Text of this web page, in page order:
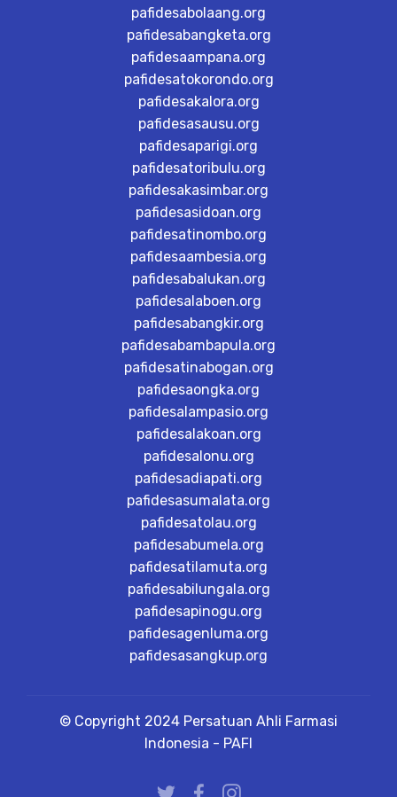
pafidesabolaang.org
pafidesabangketa.org
pafidesaampana.org
pafidesatokorondo.org
pafidesakalora.org
pafidesasausu.org
pafidesaparigi.org
pafidesatoribulu.org
pafidesakasimbar.org
pafidesasidoan.org
pafidesatinombo.org
pafidesaambesia.org
pafidesabalukan.org
pafidesalaboen.org
pafidesabangkir.org
pafidesabambapula.org
pafidesatinabogan.org
pafidesaongka.org
pafidesalampasio.org
pafidesalakoan.org
pafidesalonu.org
pafidesadiapati.org
pafidesasumalata.org
pafidesatolau.org
pafidesabumela.org
pafidesatilamuta.org
pafidesabilungala.org
pafidesapinogu.org
pafidesagenluma.org
pafidesasangkup.org
© Copyright 2024 Persatuan Ahli Farmasi
Indonesia - PAFI